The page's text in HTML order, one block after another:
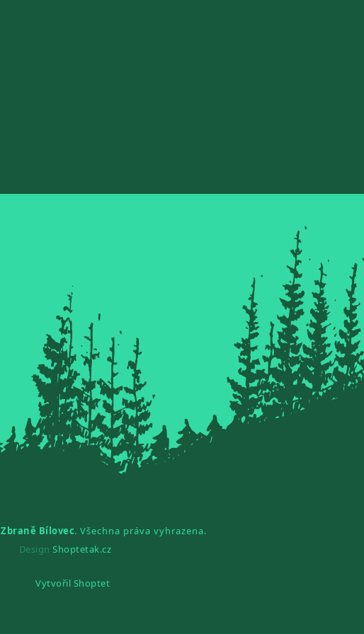
Zbraně Bílovec. Všechna práva vyhrazena.
DesignShoptetak.cz
Vytvořil Shoptet